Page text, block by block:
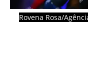
Rovena Rosa/